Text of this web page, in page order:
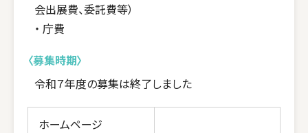
会出展費、委託費等）
・ 庁費
〈募集時期〉
令和７年度の募集は終了しました
ホームページ